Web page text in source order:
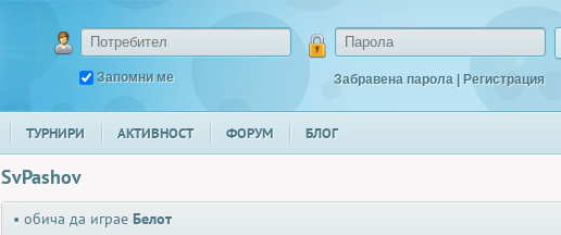
Запомни ме Забравена парола | Регистрация
ТУРНИРИ АКТИВНОСТ ФОРУМ БЛОГ
SvPashov
• обича да играе Белот